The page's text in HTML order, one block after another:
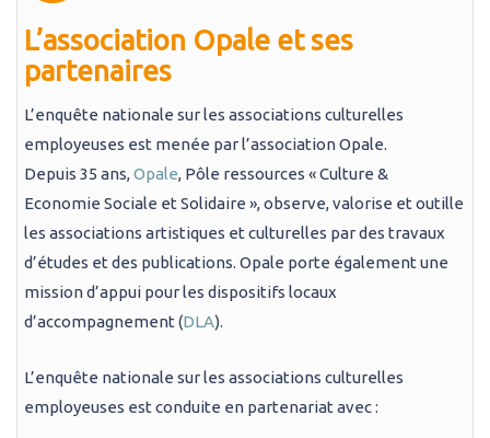
L’association Opale et ses
partenaires
L’enquête nationale sur les associations culturelles
employeuses est menée par l’association Opale.
Depuis 35 ans,Opale, Pôle ressources « Culture &
Economie Sociale et Solidaire », observe, valorise et outille
les associations artistiques et culturelles par des travaux
d’études et des publications. Opale porte également une
mission d’appui pour les dispositifs locaux
d’accompagnement (DLA).
L’enquête nationale sur les associations culturelles
employeuses est conduite en partenariat avec :